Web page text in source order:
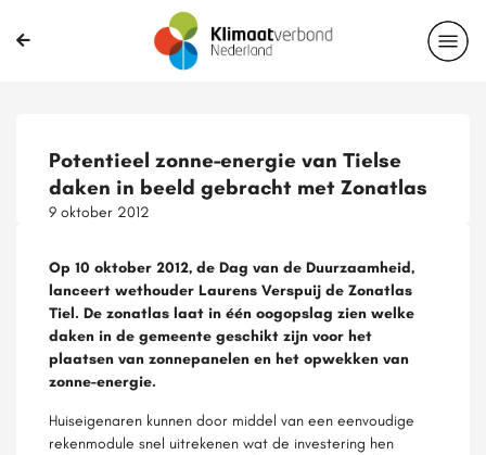
Potentieel zonne-energie van Tielse
daken in beeld gebracht met Zonatlas
9 oktober 2012
Op 10 oktober 2012, de Dag van de Duurzaamheid,
lanceert wethouder Laurens Verspuij de Zonatlas
Tiel. De zonatlas laat in één oogopslag zien welke
daken in de gemeente geschikt zijn voor het
plaatsen van zonnepanelen en het opwekken van
zonne-energie.
Huiseigenaren kunnen door middel van een eenvoudige
rekenmodule snel uitrekenen wat de investering hen